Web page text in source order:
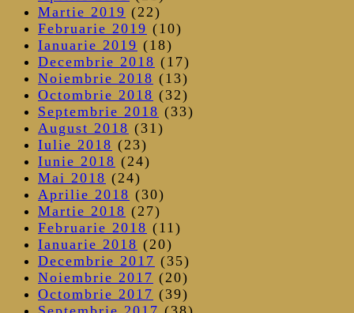
Martie 2019 (22)
Februarie 2019 (10)
Ianuarie 2019 (18)
Decembrie 2018 (17)
Noiembrie 2018 (13)
Octombrie 2018 (32)
Septembrie 2018 (33)
August 2018 (31)
Iulie 2018 (23)
Iunie 2018 (24)
Mai 2018 (24)
Aprilie 2018 (30)
Martie 2018 (27)
Februarie 2018 (11)
Ianuarie 2018 (20)
Decembrie 2017 (35)
Noiembrie 2017 (20)
Octombrie 2017 (39)